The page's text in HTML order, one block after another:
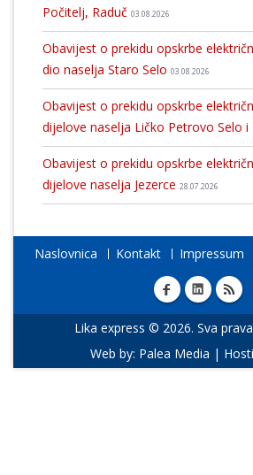
Počitelj, Raduč 03.08.2026
Obavijest o prekidu opskrbe
dio naselja Staro Selo 03.08.2026
Obavijest o prekidu opskrbe
dijelove naselja Ličko Petrovo Selo i
Obavijest o prekidu opskrbe
dijelove naselja Jezerce 28.07.2026
Naslovnica Kontakt Impressum
Lika express © 2026. Sva
Web by: Palea Media |